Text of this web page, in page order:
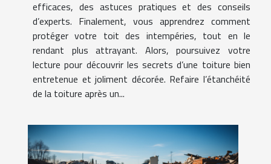
efficaces, des astuces pratiques et des conseils
d’experts. Finalement, vous apprendrez comment
protéger votre toit des intempéries, tout en le
rendant plus attrayant. Alors, poursuivez votre
lecture pour découvrir les secrets d’une toiture bien
entretenue et joliment décorée. Refaire l’étanchéité
de la toiture après un...